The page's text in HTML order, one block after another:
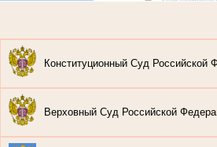
Конституционный Суд Российской
Верховный Суд Российской